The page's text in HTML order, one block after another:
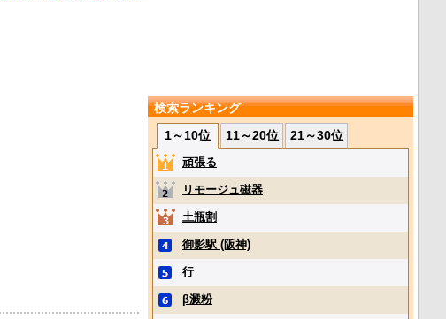
検索ランキング
1～10位
11～20位 21～30位
頑張る
リモージュ磁器
土瓶割
御影駅 (阪神)
行
β澱粉